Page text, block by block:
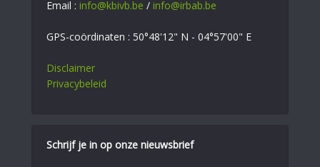
Email : info@kbivb.be / info@irbab.be
GPS-coördinaten : 50°48'12" N - 04°57'00" E
Disclaimer
Privacybeleid
Schrijf je in op onze nieuwsbrief